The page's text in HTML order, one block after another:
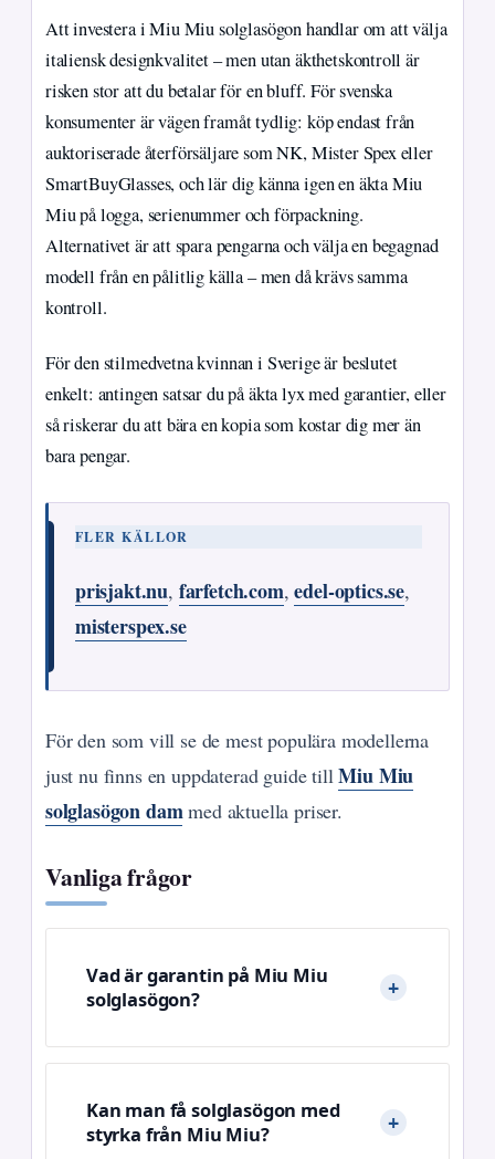
Att investera i Miu Miu solglasögon handlar om att välja
italiensk designkvalitet – men utan äkthetskontroll är
risken stor att du betalar för en bluff. För svenska
konsumenter är vägen framåt tydlig: köp endast från
auktoriserade återförsäljare som NK, Mister Spex eller
SmartBuyGlasses, och lär dig känna igen en äkta Miu
Miu på logga, serienummer och förpackning.
Alternativet är att spara pengarna och välja en begagnad
modell från en pålitlig källa – men då krävs samma
kontroll.
För den stilmedvetna kvinnan i Sverige är beslutet
enkelt: antingen satsar du på äkta lyx med garantier, eller
så riskerar du att bära en kopia som kostar dig mer än
bara pengar.
FLER KÄLLOR
prisjakt.nu, farfetch.com,edel-optics.se,
misterspex.se
För den som vill se de mest populära modellerna
just nu finns en uppdaterad guide tillMiu Miu
solglasögon dammed aktuella priser.
Vanliga frågor
Vad är garantin på Miu Miu
solglasögon?
Kan man få solglasögon med
styrka från Miu Miu?